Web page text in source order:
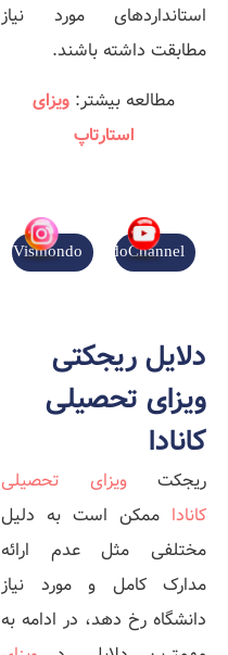
استانداردهای مورد نیاز
مطابقت داشته باشند.
مطالعه بیشتر: ویزای
استارتاپ
VismondoChannel
Vismondo
دلایل ریجکتی
ویزای تحصیلی
کانادا
ریجکت ویزای تحصیلی
کانادا ممکن است به دلیل
مختلفی مثل عدم ارائه
مدارک کامل و مورد نیاز
دانشگاه رخ ‌دهد، در ادامه به